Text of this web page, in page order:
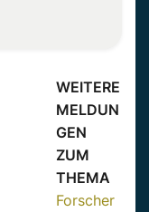
WEITERE
MELDUN
GEN
ZUM
THEMA
Forscher